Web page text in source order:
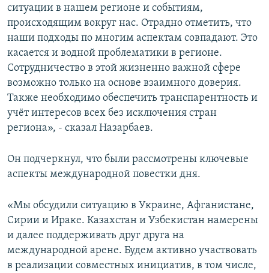
ситуации в нашем регионе и событиям,
происходящим вокруг нас. Отрадно отметить, что
наши подходы по многим аспектам совпадают. Это
касается и водной проблематики в регионе.
Сотрудничество в этой жизненно важной сфере
возможно только на основе взаимного доверия.
Также необходимо обеспечить транспарентность и
учёт интересов всех без исключения стран
региона», - сказал Назарбаев.
Он подчеркнул, что были рассмотрены ключевые
аспекты международной повестки дня.
«Мы обсудили ситуацию в Украине, Афганистане,
Сирии и Ираке. Казахстан и Узбекистан намерены
и далее поддерживать друг друга на
международной арене. Будем активно участвовать
в реализации совместных инициатив, в том числе,